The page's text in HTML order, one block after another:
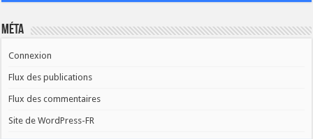
Méta
Connexion
Flux des publications
Flux des commentaires
Site de WordPress-FR